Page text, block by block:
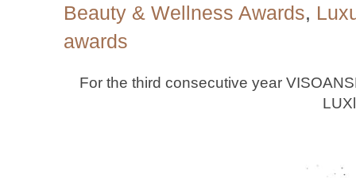
Beauty & Wellness Awards,
awards
For the third consecutive year